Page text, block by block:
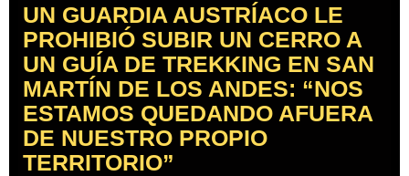
UN GUARDIA AUSTRÍACO LE
PROHIBIÓ SUBIR UN CERRO A
UN GUÍA DE TREKKING EN SAN
MARTÍN DE LOS ANDES: “NOS
ESTAMOS QUEDANDO AFUERA
DE NUESTRO PROPIO
TERRITORIO”